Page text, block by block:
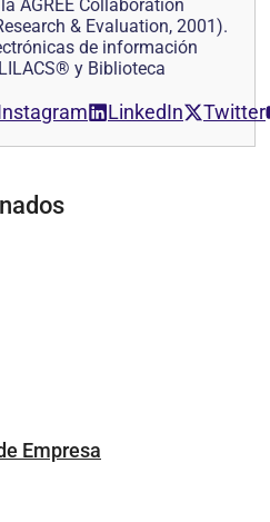
AGREE Collaboration
& Evaluation, 2001).
de información
y Biblioteca
LinkedIn Twitter
Empresa